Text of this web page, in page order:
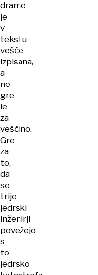
drame
je
v
tekstu
vešče
izpisana,
a
ne
gre
le
za
veščino.
Gre
za
to,
da
se
trije
jedrski
inženirji
povežejo
s
to
jedrsko